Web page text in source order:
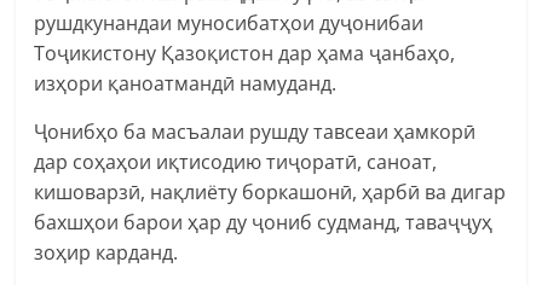
рушдкунандаи муносибатҳои дуҷонибаи
Тоҷикистону Қазоқистон дар ҳама ҷанбаҳо,
изҳори қаноатмандӣ намуданд.
Ҷонибҳо ба масъалаи рушду тавсеаи ҳамкорӣ
дар соҳаҳои иқтисодию тиҷоратӣ, саноат,
кишоварзӣ, нақлиёту боркашонӣ, ҳарбӣ ва дигар
бахшҳои барои ҳар ду ҷониб судманд, таваҷҷуҳ
зоҳир карданд.